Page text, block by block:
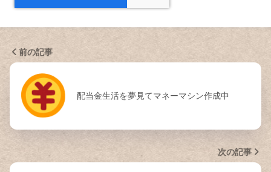
前の記事
配当金生活を夢見てマネーマシン作成中
次の記事